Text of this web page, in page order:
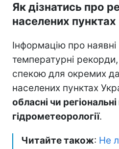
Як дізнатись про
населених пунктах
Інформацію про наявні
температурні
спекою для окремих
населених пунктах
обласні чи
гідрометеорології.
Читайте також: Не